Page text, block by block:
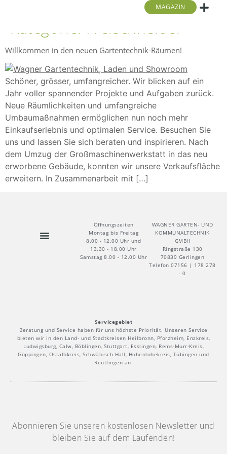
MAGAZIN
Kategorie: Freischneider
Willkommen in den neuen Gartentechnik-Räumen!
Schöner, grösser, umfangreicher. Wir blicken auf ein
Jahr voller spannender Projekte und Aufgaben zurück.
Neue Räumlichkeiten und umfangreiche
Umbaumaßnahmen ermöglichen nun noch mehr
Einkaufserlebnis und optimalen Service. Besuchen Sie
uns und lassen Sie sich beraten und inspirieren. Nach
dem Umzug der Großmaschinenwerkstatt in das neu
erworbene Gebäude, konnten wir unsere Verkaufsfläche
erweitern. In Zusammenarbeit mit […]
Öffnungszeiten
Montag bis Freitag
8.00 - 12.00 Uhr und
13.30 - 18.00 Uhr
Samstag 8.00 - 12.00 Uhr
WAGNER GARTEN- UND
KOMMUNALTECHNIK
GMBH
Ringstraße 130
70839 Gerlingen
Telefon 07156 | 178 278
- 0
Servicegebiet
Beratung und Service haben für uns höchste Priorität. Unseren Service
bieten wir in den Land- und Stadtkreisen Heilbronn, Pforzheim, Enzkreis,
Ludwigsburg, Calw, Böblingen, Stuttgart, Esslingen, Rems-Murr-Kreis,
Göppingen, Ostalbkreis, Schwäbisch Hall, Hohenlohekreis, Tübingen und
Reutlingen an.
Abonnieren Sie unseren kostenlosen Newsletter und
bleiben Sie auf dem Laufenden!